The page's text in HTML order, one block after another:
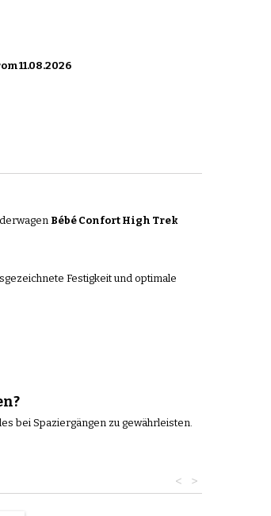
11.08.2026
Bébé Confort High Trek
Festigkeit und optimale
bei Spaziergängen zu gewährleisten.
>
<